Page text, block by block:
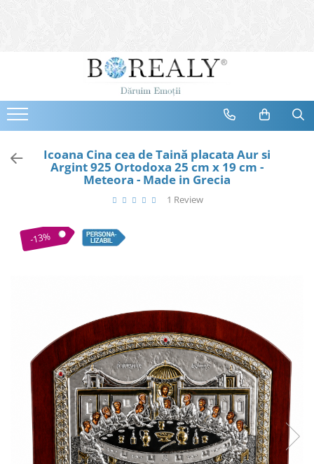
Bijuterii
Cercei
Bratari
Coliere
Destinatari
Bijuterii Femei
Cele mai noi
Cele mai vandute
Cele mai votate
Cu video
Pret
0 Lei - 100 Lei
100 Lei - 200 Lei
Icoana Cina cea de Taină placata Aur si
Argint 925 Ortodoxa 25 cm x 19 cm -
Meteora - Made in Grecia
1 Review
-13%